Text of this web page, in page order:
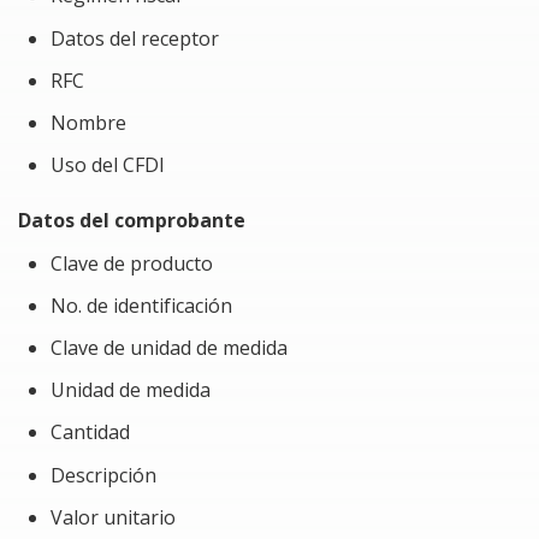
cuando se trata de regímenes fiscales específicos
o de productos y servicios que tienen reglas
fiscales particulares. Un cálculo incorrecto de
impuestos puede llevar a una declaración errónea
SAT.
Requerimiento especial para el curso
PC con Excel
Datos del receptor
RFC
Nombre
Uso del CFDI
Datos del comprobante
Clave de producto
No. de identificación
Clave de unidad de medida
Unidad de medida
Cantidad
Descripción
Valor unitario